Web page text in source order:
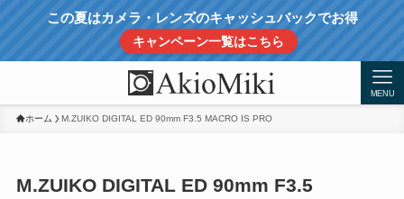
この夏はカメラ・レンズのキャッシュバックでお得
キャンペーン一覧はこちら
MENU
ホーム M.ZUIKO DIGITAL ED 90mm F3.5 MACRO IS PRO
M.ZUIKO DIGITAL ED 90mm F3.5